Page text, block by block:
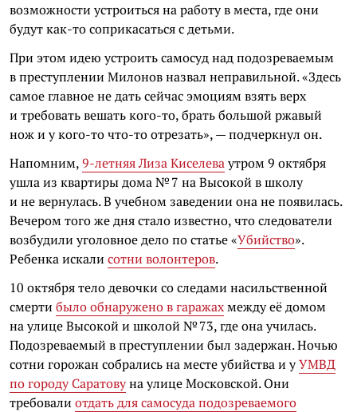
возможности устроиться на работу в места, где они
будут как-то соприкасаться с детьми.
При этом идею устроить самосуд над подозреваемым
в преступлении Милонов назвал неправильной. «Здесь
самое главное не дать сейчас эмоциям взять верх
и требовать вешать кого-то, брать большой ржавый
нож и у кого-то что-то отрезать», — подчеркнул он.
Напомним,9-летняя Лиза Киселеваутром 9 октября
ушла из квартиры дома № 7 на Высокой в школу
и не вернулась. В учебном заведении она не появилась.
Вечером того же дня стало известно, что следователи
возбудили уголовное дело по статье «Убийство».
Ребенка искали сотни волонтеров.
10 октября тело девочки со следами насильственной
смерти было обнаружено в гаражахмежду её домом
на улице Высокой и школой № 73, где она училась.
Подозреваемый в преступлении был задержан. Ночью
сотни горожан собрались на месте убийства и уУМВД
по городу Саратовуна улице Московской. Они
требовали отдать для самосуда подозреваемого